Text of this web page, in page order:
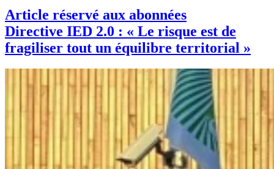
Article réservé aux abonnées
Directive IED 2.0 : « Le risque est de
fragiliser tout un équilibre territorial »